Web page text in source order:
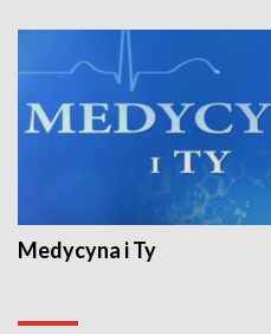
Medycyna i Ty